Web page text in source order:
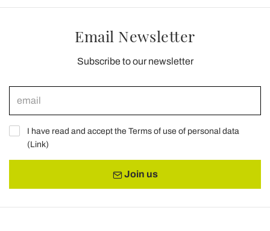
Email Newsletter
Subscribe to our newsletter
I have read and accept the Terms of use of personal data
(Link)
Join us